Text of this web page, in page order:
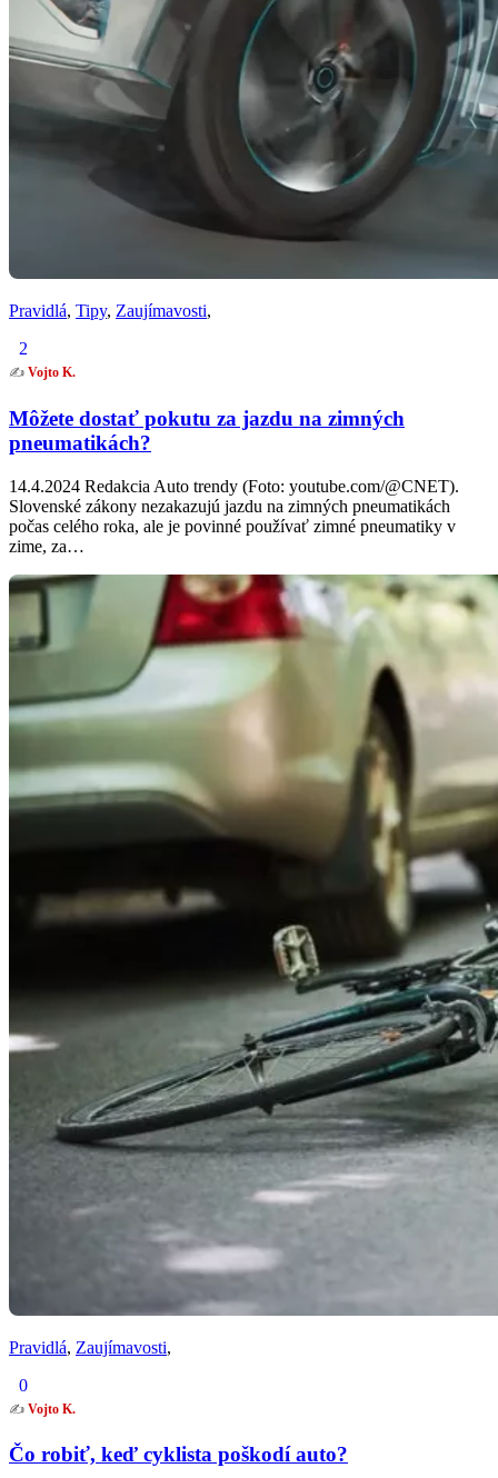
Pravidlá, Tipy, Zaujímavosti,
2
✍️ Vojto K.
Môžete dostať pokutu za jazdu na zimných
pneumatikách?
14.4.2024 Redakcia Auto trendy (Foto: youtube.com/@CNET).
Slovenské zákony nezakazujú jazdu na zimných pneumatikách
počas celého roka, ale je povinné používať zimné pneumatiky v
zime, za…
Pravidlá, Zaujímavosti,
0
✍️ Vojto K.
Čo robiť, keď cyklista poškodí auto?